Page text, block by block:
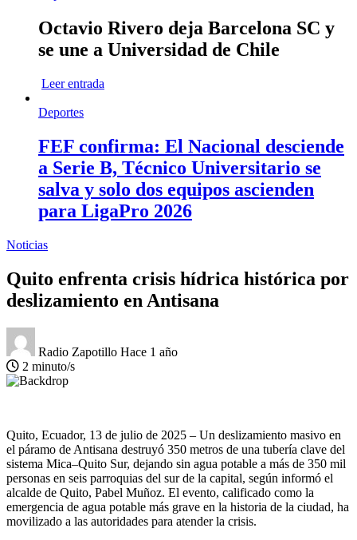
Octavio Rivero deja Barcelona SC y
se une a Universidad de Chile
Leer entrada
Deportes
FEF confirma: El Nacional desciende
a Serie B, Técnico Universitario se
salva y solo dos equipos ascienden
para LigaPro 2026
Noticias
Quito enfrenta crisis hídrica histórica por
deslizamiento en Antisana
Radio Zapotillo Hace 1 año
2 minuto/s
Quito, Ecuador, 13 de julio de 2025 – Un deslizamiento masivo en
el páramo de Antisana destruyó 350 metros de una tubería clave del
sistema Mica–Quito Sur, dejando sin agua potable a más de 350 mil
personas en seis parroquias del sur de la capital, según informó el
alcalde de Quito, Pabel Muñoz. El evento, calificado como la
emergencia de agua potable más grave en la historia de la ciudad, ha
movilizado a las autoridades para atender la crisis.